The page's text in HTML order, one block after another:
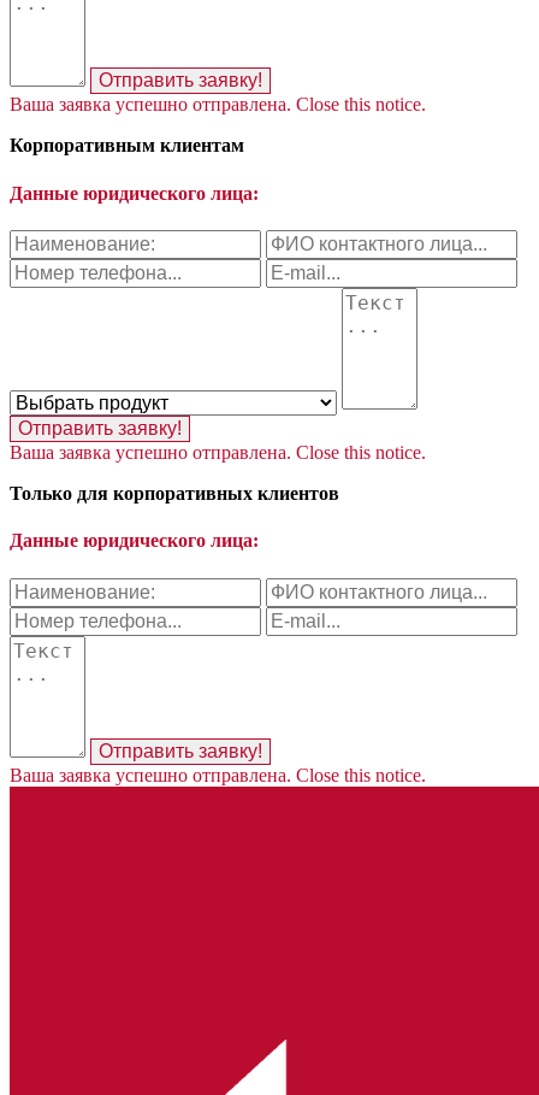
Отправить заявку!
Ваша заявка успешно отправлена. Close this notice.
Корпоративным клиентам
Данные юридического лица:
Отправить заявку!
Ваша заявка успешно отправлена. Close this notice.
Только для корпоративных клиентов
Данные юридического лица:
Отправить заявку!
Ваша заявка успешно отправлена. Close this notice.